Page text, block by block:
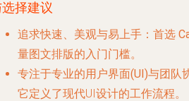
择建议
追求快速、美观与易上手 ：首选
量图文排版的入门门槛。
专注于专业的用户界面(UI)与团队
它定义了现代UI设计的工作流程。